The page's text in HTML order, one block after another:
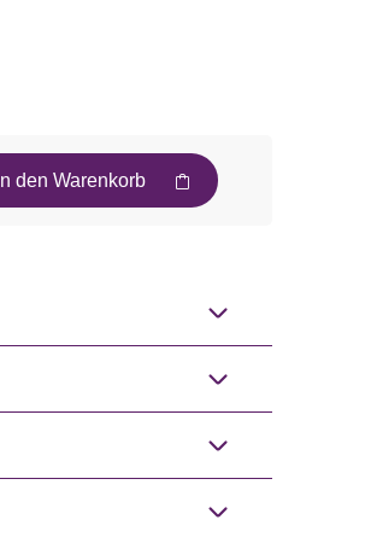
In den Warenkorb